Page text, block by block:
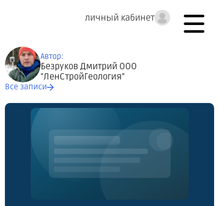
личный кабинет
Автор:
Безруков Дмитрий ООО
"ЛенСтройГеология"
Все записи